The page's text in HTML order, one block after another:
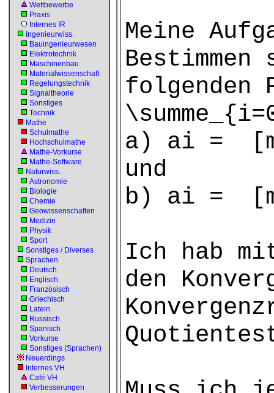
Wettbewerbe
Praxis
Internes IR
Ingenieurwiss.
Bauingenieurwesen
Elektrotechnik
Maschinenbau
Materialwissenschaft
Regelungstechnik
Signaltheorie
Sonstiges
Technik
Mathe
Schulmathe
Hochschulmathe
Mathe-Vorkurse
Mathe-Software
Naturwiss.
Astronomie
Biologie
Chemie
Geowissenschaften
Medizin
Physik
Sport
Sonstiges / Diverses
Sprachen
Deutsch
Englisch
Französisch
Griechisch
Latein
Russisch
Spanisch
Vorkurse
Sonstiges (Sprachen)
Neuerdings
Internes VH
Café VH
Verbesserungen
Meine
folgenden
a) ai =
und
b) ai =
Ich hab
den